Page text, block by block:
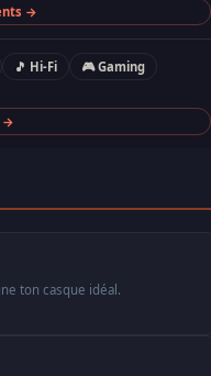
→
🎵 Hi-Fi
🎮 Gaming
→
ton casque idéal.